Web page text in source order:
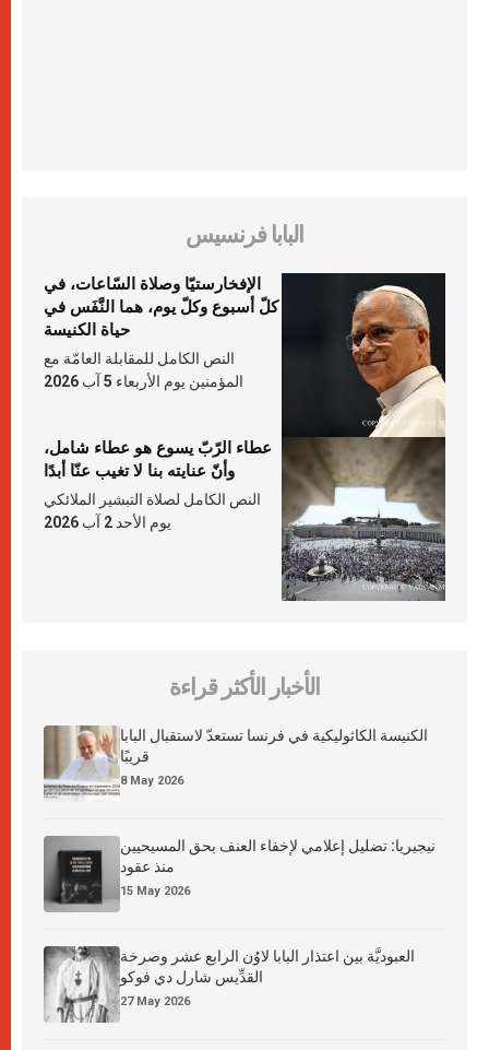
البابا فرنسيس
الإفخارستيّا وصلاة السّاعات، في
كلّ أسبوع وكلّ يوم، هما النَّفَس في
حياة الكنيسة
النص الكامل للمقابلة العامّة مع
المؤمنين يوم الأربعاء 5 آب 2026
عطاء الرّبّ يسوع هو عطاء شامل،
وأنّ عنايته بنا لا تغيب عنّا أبدًا
النص الكامل لصلاة التبشير الملائكي
يوم الأحد 2 آب 2026
الأخبار الأكثر قراءة
الكنيسة الكاثوليكية في فرنسا تستعدّ لاستقبال البابا
قريبًا
8 May 2026
نيجيريا: تضليل إعلامي لإخفاء العنف بحق المسيحيين
منذ عقود
15 May 2026
العبوديَّة بين اعتذار البابا لاوُن الرابع عشر وصرخة
القدِّيس شارل دي فوكو
27 May 2026